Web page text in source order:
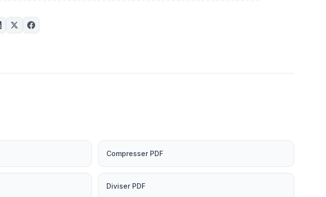
Compresser PDF
Diviser PDF